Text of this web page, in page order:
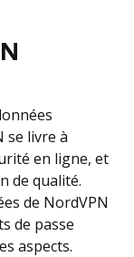
se livre à
en ligne, et
de qualité.
de NordVPN
de passe
aspects.